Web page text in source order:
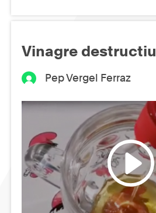
Vinagre destructiu
Pep Vergel Ferraz